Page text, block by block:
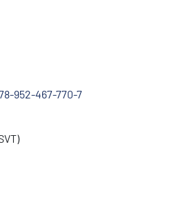
952-467-770-7